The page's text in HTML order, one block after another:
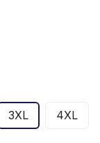
3XL 4XL